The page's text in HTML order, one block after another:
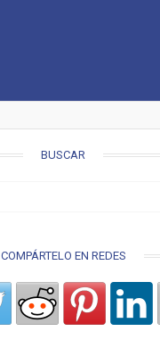
BUSCAR
COMPÁRTELO EN REDES